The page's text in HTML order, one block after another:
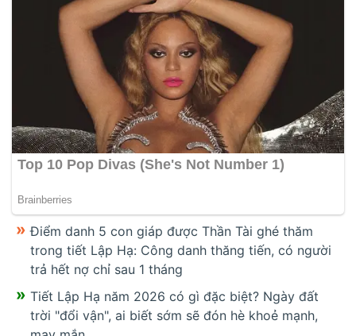
Điểm danh 5 con giáp được Thần Tài ghé thăm
trong tiết Lập Hạ: Công danh thăng tiến, có người
trả hết nợ chỉ sau 1 tháng
Tiết Lập Hạ năm 2026 có gì đặc biệt? Ngày đất
trời "đổi vận", ai biết sớm sẽ đón hè khoẻ mạnh,